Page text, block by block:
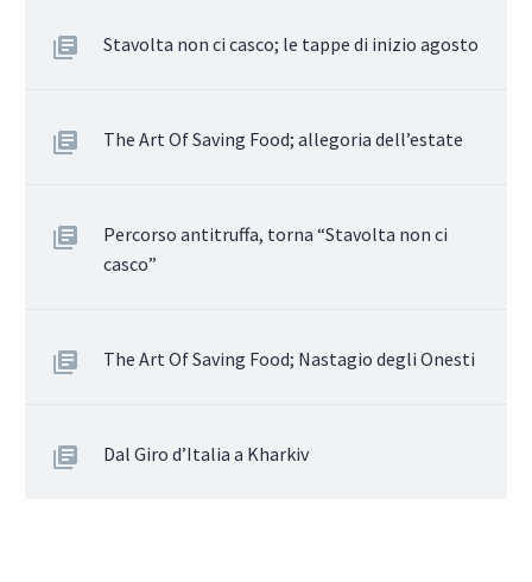
Stavolta non ci casco; le tappe di inizio agosto
The Art Of Saving Food; allegoria dell’estate
Percorso antitruffa, torna “Stavolta non ci
casco”
The Art Of Saving Food; Nastagio degli Onesti
Dal Giro d’Italia a Kharkiv